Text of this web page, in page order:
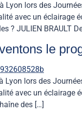
Lyon lors des
avec un éclairage
? JULIEN BRAULT
le
Lyon lors des
avec un éclairage
des […]